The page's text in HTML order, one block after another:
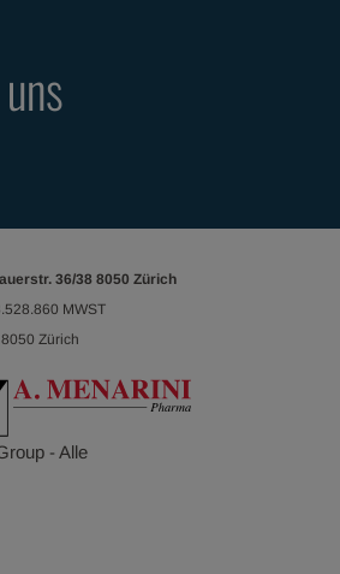
36/38 8050 Zürich
MWST
Zürich
- Alle